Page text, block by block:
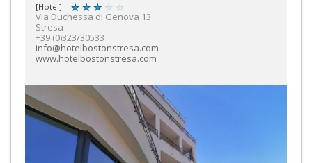
[Hotel]
Via Duchessa di Genova 13
Stresa
+39 (0)323/30533
info@hotelbostonstresa.com
www.hotelbostonstresa.com